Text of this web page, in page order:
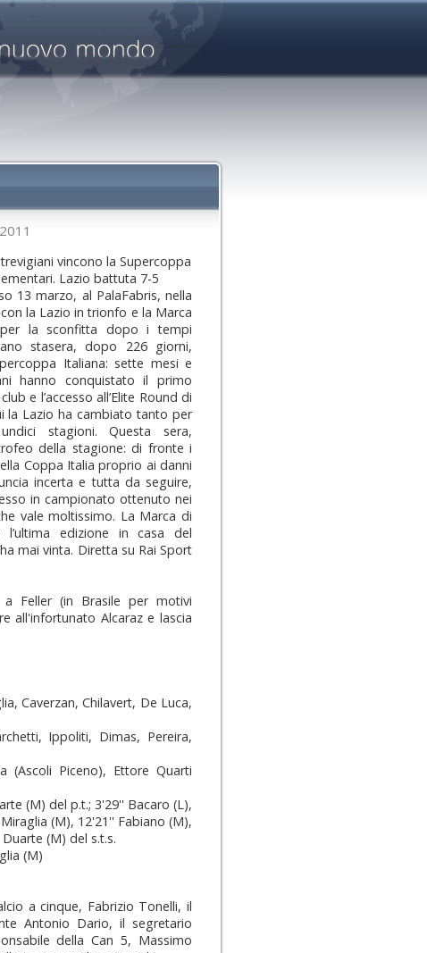
vincono la Supercoppa
Lazio battuta 7-5
13 marzo, al PalaFabris, nella
la Lazio in trionfo e la Marca
per la sconfitta dopo i tempi
stasera, dopo 226 giorni,
Italiana: sette mesi e
hanno conquistato il primo
e l’accesso all’Elite Round di
la Lazio ha cambiato tanto per
stagioni. Questa sera,
della stagione: di fronte i
Coppa Italia proprio ai danni
incerta e tutta da seguire,
in campionato ottenuto nei
vale moltissimo. La Marca di
edizione in casa del
mai vinta. Diretta su Rai Sport
Feller (in Brasile per motivi
all'infortunato Alcaraz e lascia
Caverzan, Chilavert, De Luca,
Ippoliti, Dimas, Pereira,
(Ascoli Piceno), Ettore Quarti
(M) del p.t.; 3'29'' Bacaro (L),
(M), 12'21'' Fabiano (M),
(M) del s.t.s.
(M)
a cinque, Fabrizio Tonelli, il
Antonio Dario, il segretario
della Can 5, Massimo